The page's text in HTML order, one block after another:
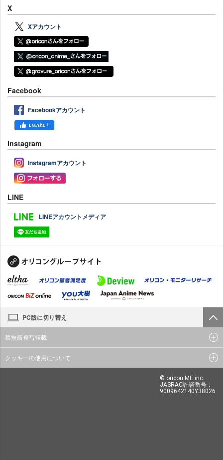
X
Xアカウント
Facebook
Facebookアカウント
Instagram
Instagramアカウント
LINE
LINEアカウントメディア
PC版に切り替え
禁無断複写転載
クッキーの使用について
© oricon ME inc.
JASRAC許諾番号：
9009642140Y38026